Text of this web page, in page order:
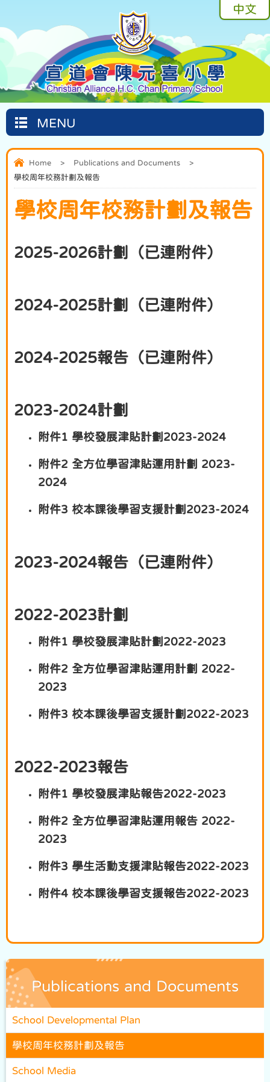
中文
MENU
Home > Publications and Documents
>
學校周年校務計劃及報告
學校周年校務計劃及報告
2025-2026計劃（已連附件）
2024-2025計劃（已連附件）
2024-2025報告（已連附件）
2023-2024計劃
附件1 學校發展津貼計劃2023-2024
附件2 全方位學習津貼運用計劃 2023-
2024
附件3 校本課後學習支援計劃2023-2024
2023-2024報告（已連附件）
2022-2023計劃
附件1 學校發展津貼計劃2022-2023
附件2 全方位學習津貼運用計劃 2022-
2023
附件3 校本課後學習支援計劃2022-2023
2022-2023報告
附件1 學校發展津貼報告2022-2023
附件2 全方位學習津貼運用報告 2022-
2023
附件3 學生活動支援津貼報告2022-2023
附件4 校本課後學習支援報告2022-2023
Publications and Documents
School Developmental Plan
學校周年校務計劃及報告
School Media